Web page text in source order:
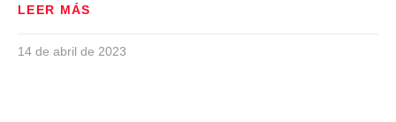
LEER MÁS
14 de abril de 2023